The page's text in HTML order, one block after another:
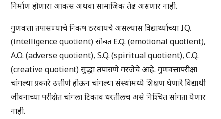
निर्माण होणारा आकस अथवा सामाजिक तेढ असणार नाही.
गुणवत्ता तपासण्याचे निकष ठरवायचे असल्यास विद्यार्थ्याच्या I.Q.
(intelligence quotient) सोबत E.Q. (emotional quotient),
A.O. (adverse quotient), S.Q. (spiritual quotient), C.Q.
(creative quotient) सुद्धा तपासणे गरजेचे आहे. गुणवत्तापरीक्षा
चांगल्या प्रकारे उत्तीर्ण होऊन चांगल्या संस्थांमध्ये शिक्षण घेणारे विद्यार्थी
जीवनाच्या परीक्षेत चांगला टिकाव धरतीलच असे निश्चित सांगता येणार
नाही.